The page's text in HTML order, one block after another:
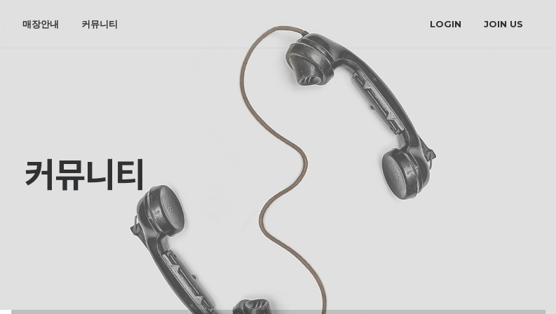
매장안내 커뮤니티 LOGIN JOIN US
커뮤니티